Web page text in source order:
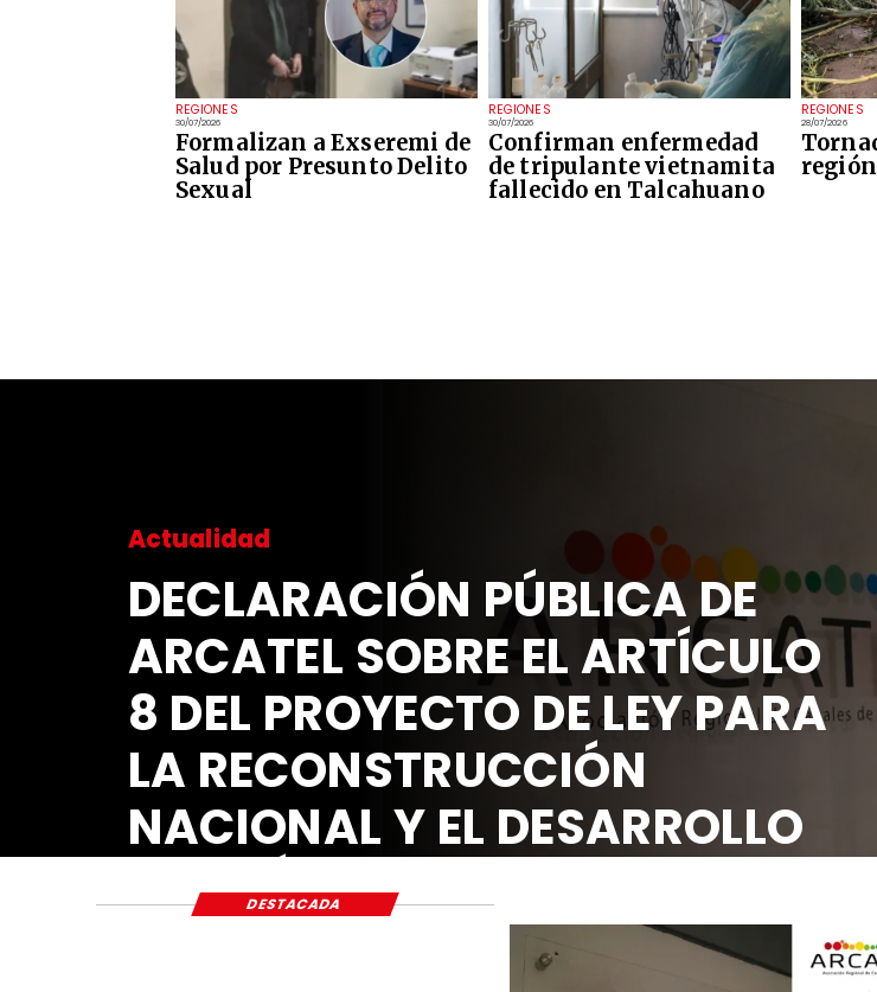
REGIONES
30/07/2026
Formalizan a Exseremi de
Salud por Presunto Delito
Sexual
REGIONES
30/07/2026
Confirman enfermedad
de tripulante vietnamita
fallecido en Talcahuano
REGIONES
28/07/2026
Actualidad
DECLARACIÓN PÚBLICA DE
ARCATEL SOBRE EL ARTÍCULO
8 DEL PROYECTO DE LEY PARA
LA RECONSTRUCCIÓN
NACIONAL Y EL DESARROLLO
ECONÓMICO Y SOCIAL
DESTACADA